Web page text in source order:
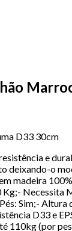
D33 30cm
e
deixando-o
madeira
Sim;-
D33 e
(por